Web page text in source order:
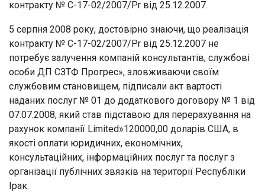
контракту № С-17-02/2007/Pr від 25.12.2007.
5 серпня 2008 року, достовірно знаючи, що реалізація
контракту № С-17-02/2007/Pr від 25.12.2007 не
потребує залучення компаній консультантів, службові
особи ДП СЗТФ Прогрес», зловживаючи своїм
службовим становищем, підписали акт вартості
наданих послуг № 01 до додаткового договору № 1 від
07.07.2008, який став підставою для перерахування на
рахунок компанії Limited»120000,00 доларів США, в
якості оплати юридичних, економічних,
консультаційних, інформаційних послуг та послуг з
організації публічних звязків на території Республіки
Ірак.